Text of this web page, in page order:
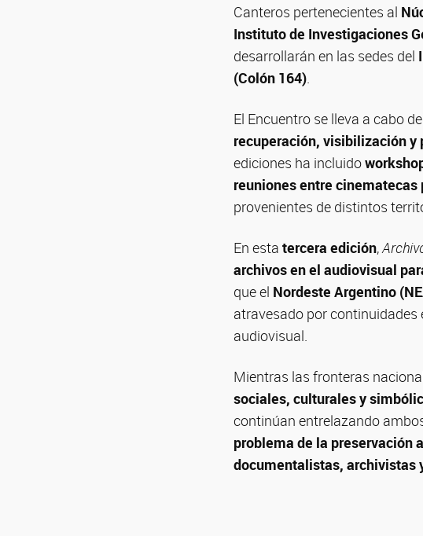
Canteros pertenecientes al
Instituto de Investigaciones
desarrollarán en las sedes del
(Colón 164).
El Encuentro se lleva a cabo
recuperación, visibilización
ediciones ha incluido
reuniones entre
provenientes de distintos
En esta tercera edición,
archivos en el audiovisual
que el Nordeste Argentino
atravesado por continuidades
audiovisual.
Mientras las fronteras
sociales, culturales y
continúan entrelazando
problema de la preservación
documentalistas, archivistas